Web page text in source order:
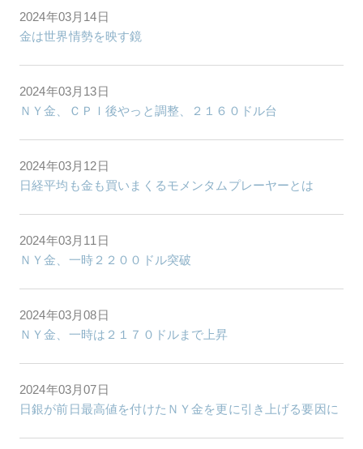
2024年03月14日
金は世界情勢を映す鏡
2024年03月13日
ＮＹ金、ＣＰＩ後やっと調整、２１６０ドル台
2024年03月12日
日経平均も金も買いまくるモメンタムプレーヤーとは
2024年03月11日
ＮＹ金、一時２２００ドル突破
2024年03月08日
ＮＹ金、一時は２１７０ドルまで上昇
2024年03月07日
日銀が前日最高値を付けたＮＹ金を更に引き上げる要因に